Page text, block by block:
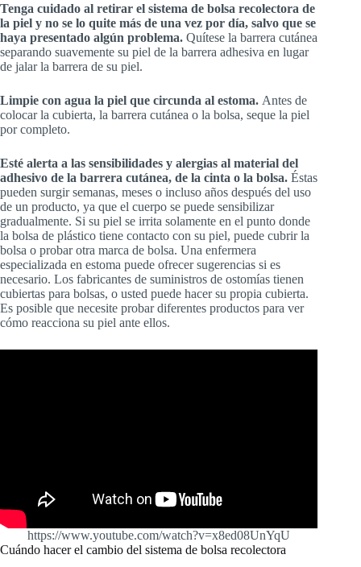
Tenga cuidado al retirar el sistema de bolsa recolectora de
la piel y no se lo quite más de una vez por día, salvo que se
haya presentado algún problema. Quítese la barrera cutánea
separando suavemente su piel de la barrera adhesiva en lugar
de jalar la barrera de su piel.
Limpie con agua la piel que circunda al estoma. Antes de
colocar la cubierta, la barrera cutánea o la bolsa, seque la piel
por completo.
Esté alerta a las sensibilidades y alergias al material del
adhesivo de la barrera cutánea, de la cinta o la bolsa. Éstas
pueden surgir semanas, meses o incluso años después del uso
de un producto, ya que el cuerpo se puede sensibilizar
gradualmente. Si su piel se irrita solamente en el punto donde
la bolsa de plástico tiene contacto con su piel, puede cubrir la
bolsa o probar otra marca de bolsa. Una enfermera
especializada en estoma puede ofrecer sugerencias si es
necesario. Los fabricantes de suministros de ostomías tienen
cubiertas para bolsas, o usted puede hacer su propia cubierta.
Es posible que necesite probar diferentes productos para ver
cómo reacciona su piel ante ellos.
https://www.youtube.com/watch?v=x8ed08UnYqU
Cuándo hacer el cambio del sistema de bolsa recolectora